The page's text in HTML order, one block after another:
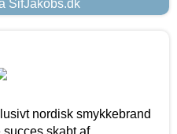
SifJakobs.dk
nordisk smykkebrand
skabt af